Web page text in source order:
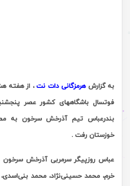
به گزارشهرمزگانی دات نت، از هفته
بندرعباس تیم آذرخش سرخون به
خوزستان رفت .
عباس روزپیگر سرمربی آذرخش سرخون
خرم، محمد حسینی‌نژاد، محمد